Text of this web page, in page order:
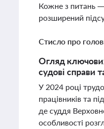
Кожне з питань —
розширений
Стисло про
Огляд
судові справи
У 2024 році
працівників та
де суддя
особливості